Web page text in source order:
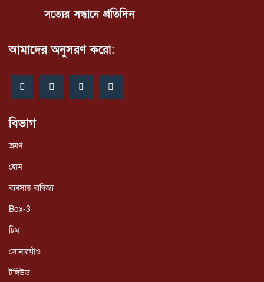
সত্যের সন্ধানে প্রতিদিন
আমাদের অনুসরণ করো:
বিভাগ
ভ্রমণ
হোম
ব্যবসায়-বাণিজ্য
Box-3
টিম
সোনারগাঁও
টলিউড